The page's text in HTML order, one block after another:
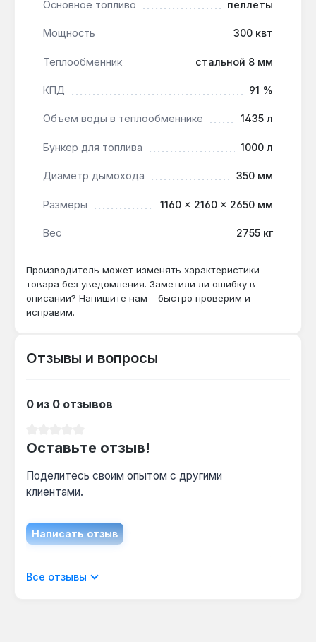
Производство — Украина. Гарантия 3 года,
Подходит ли для отопления склада 2000
м²?
покрывают теплопотери такого объекта, а
раз в несколько дней.
Можно ли использовать дрова при
Да — чавунные колосники и конструкция
теплообменника допускают сжигание дров,
угля, торфа в аварийном режиме, хотя
основное топливо — пеллеты.
Как часто нужно чистить теплообменник?
обслуживания — периодичность зависит от
очистка горелки снижает частоту
Основное топливо пеллеты
Мощность 300 квт
Теплообменник стальной 8 мм
КПД 91 %
Объем воды в теплообменнике 1435 л
Бункер для топлива 1000 л
Диаметр дымохода 350 мм
Размеры 1160 × 2160 × 2650 мм
Вес 2755 кг
Производитель может изменять характеристики
товара без уведомления. Заметили ли ошибку в
описании? Напишите нам – быстро проверим и
исправим.
Отзывы и вопросы
0 из 0 отзывов
Оставьте отзыв!
Поделитесь своим опытом с другими
клиентами.
Написать отзыв
Отображать отзывы только на текущем
Все отзывы